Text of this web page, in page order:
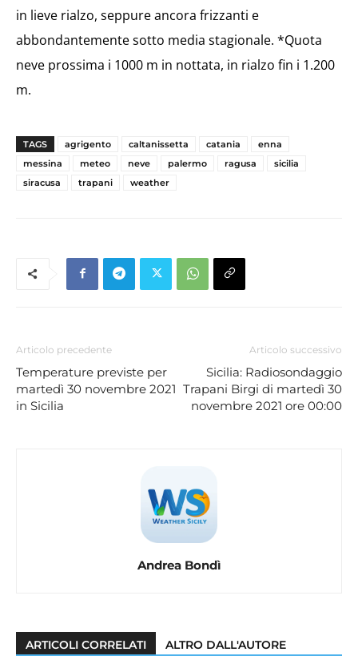
in lieve rialzo, seppure ancora frizzanti e
abbondantemente sotto media stagionale. *Quota
neve prossima i 1000 m in nottata, in rialzo fin i 1.200
m.
TAGS agrigento caltanissetta catania
enna
messina
meteo neve palermo ragusa
sicilia
siracusa
trapani weather
Articolo precedente
Temperature previste per
martedì 30 novembre 2021
in Sicilia
Articolo successivo
Sicilia: Radiosondaggio
Trapani Birgi di martedì 30
novembre 2021 ore 00:00
Andrea Bondì
ARTICOLI CORRELATI ALTRO DALL'AUTORE